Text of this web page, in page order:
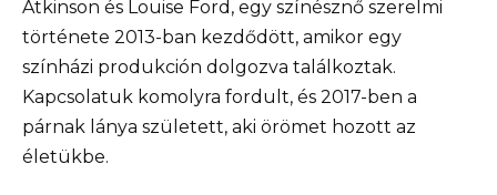
Atkinson és Louise Ford, egy színésznő szerelmi
története 2013-ban kezdődött, amikor egy
színházi produkción dolgozva találkoztak.
Kapcsolatuk komolyra fordult, és 2017-ben a
párnak lánya született, aki örömet hozott az
életükbe.